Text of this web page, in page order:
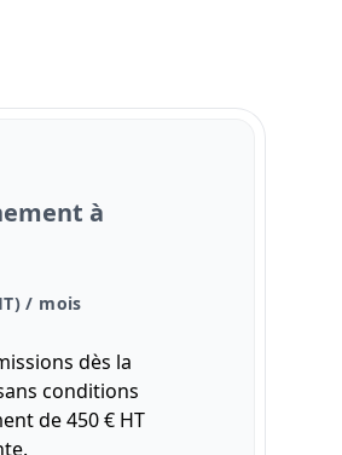
à
/ mois
dès la
conditions
de 450 € HT